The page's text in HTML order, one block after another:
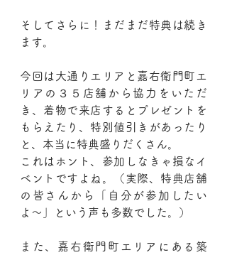
そしてさらに！まだまだ特典は続き
ます。
今回は大通りエリアと嘉右衛門町エ
リアの３５店舗から協力をいただ
き、着物で来店するとプレゼントを
もらえたり、特別値引きがあったり
と、本当に特典盛りだくさん。
これはホント、参加しなきゃ損なイ
ベントですよね。（実際、特典店舗
の皆さんから「自分が参加したい
よ〜」という声も多数でした。）
また、嘉右衛門町エリアにある築